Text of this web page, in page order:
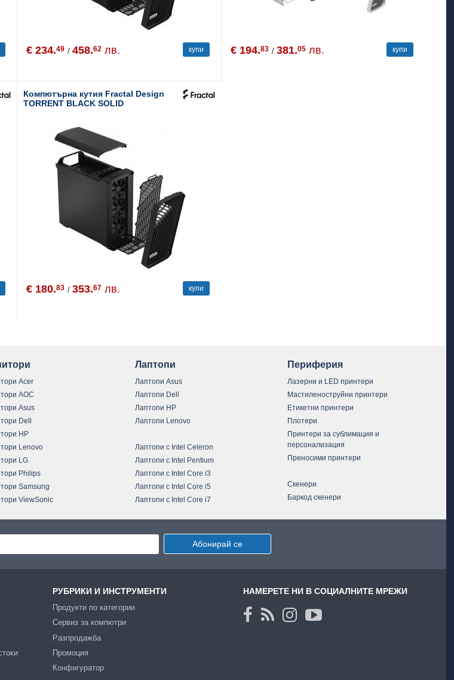
€ 234.49 /458.62 лв. купи € 194.83 / 381.05 лв. купи
Компютърна кутия Fractal Design
TORRENT BLACK SOLID
€ 180.83 /353.67 лв. купи
Acer
AOC
Asus
Dell
HP
Lenovo
LG
Philips
Samsung
ViewSonic
Лаптопи
Лаптопи Asus
Лаптопи Dell
Лаптопи HP
Лаптопи Lenovo
Лаптопи с Intel Celeron
Лаптопи с Intel Pentium
Лаптопи с Intel Core i3
Лаптопи с Intel Core i5
Лаптопи с Intel Core i7
Периферия
Лазерни и LED принтери
Мастиленоструйни принтери
Етикетни принтери
Плотери
Принтери за сублимация и
персонализация
Преносими принтери
Скенери
Баркод скенери
Абонирай се
РУБРИКИ И ИНСТРУМЕНТИ
Продукти по категории
Сервиз за компютри
Разпродажба
Промоция
Конфигуратор
НАМЕРЕТЕ НИ В СОЦИАЛНИТЕ МРЕЖИ